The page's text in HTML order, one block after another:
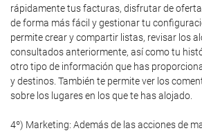
rápidamente tus facturas, disfrutar de
de forma más fácil y gestionar tu
permite crear y compartir listas, revisar los
consultados anteriormente, así como tu
otro tipo de información que has
y destinos. También te permite ver los
sobre los lugares en los que te has alojado.
4º) Marketing: Además de las acciones de